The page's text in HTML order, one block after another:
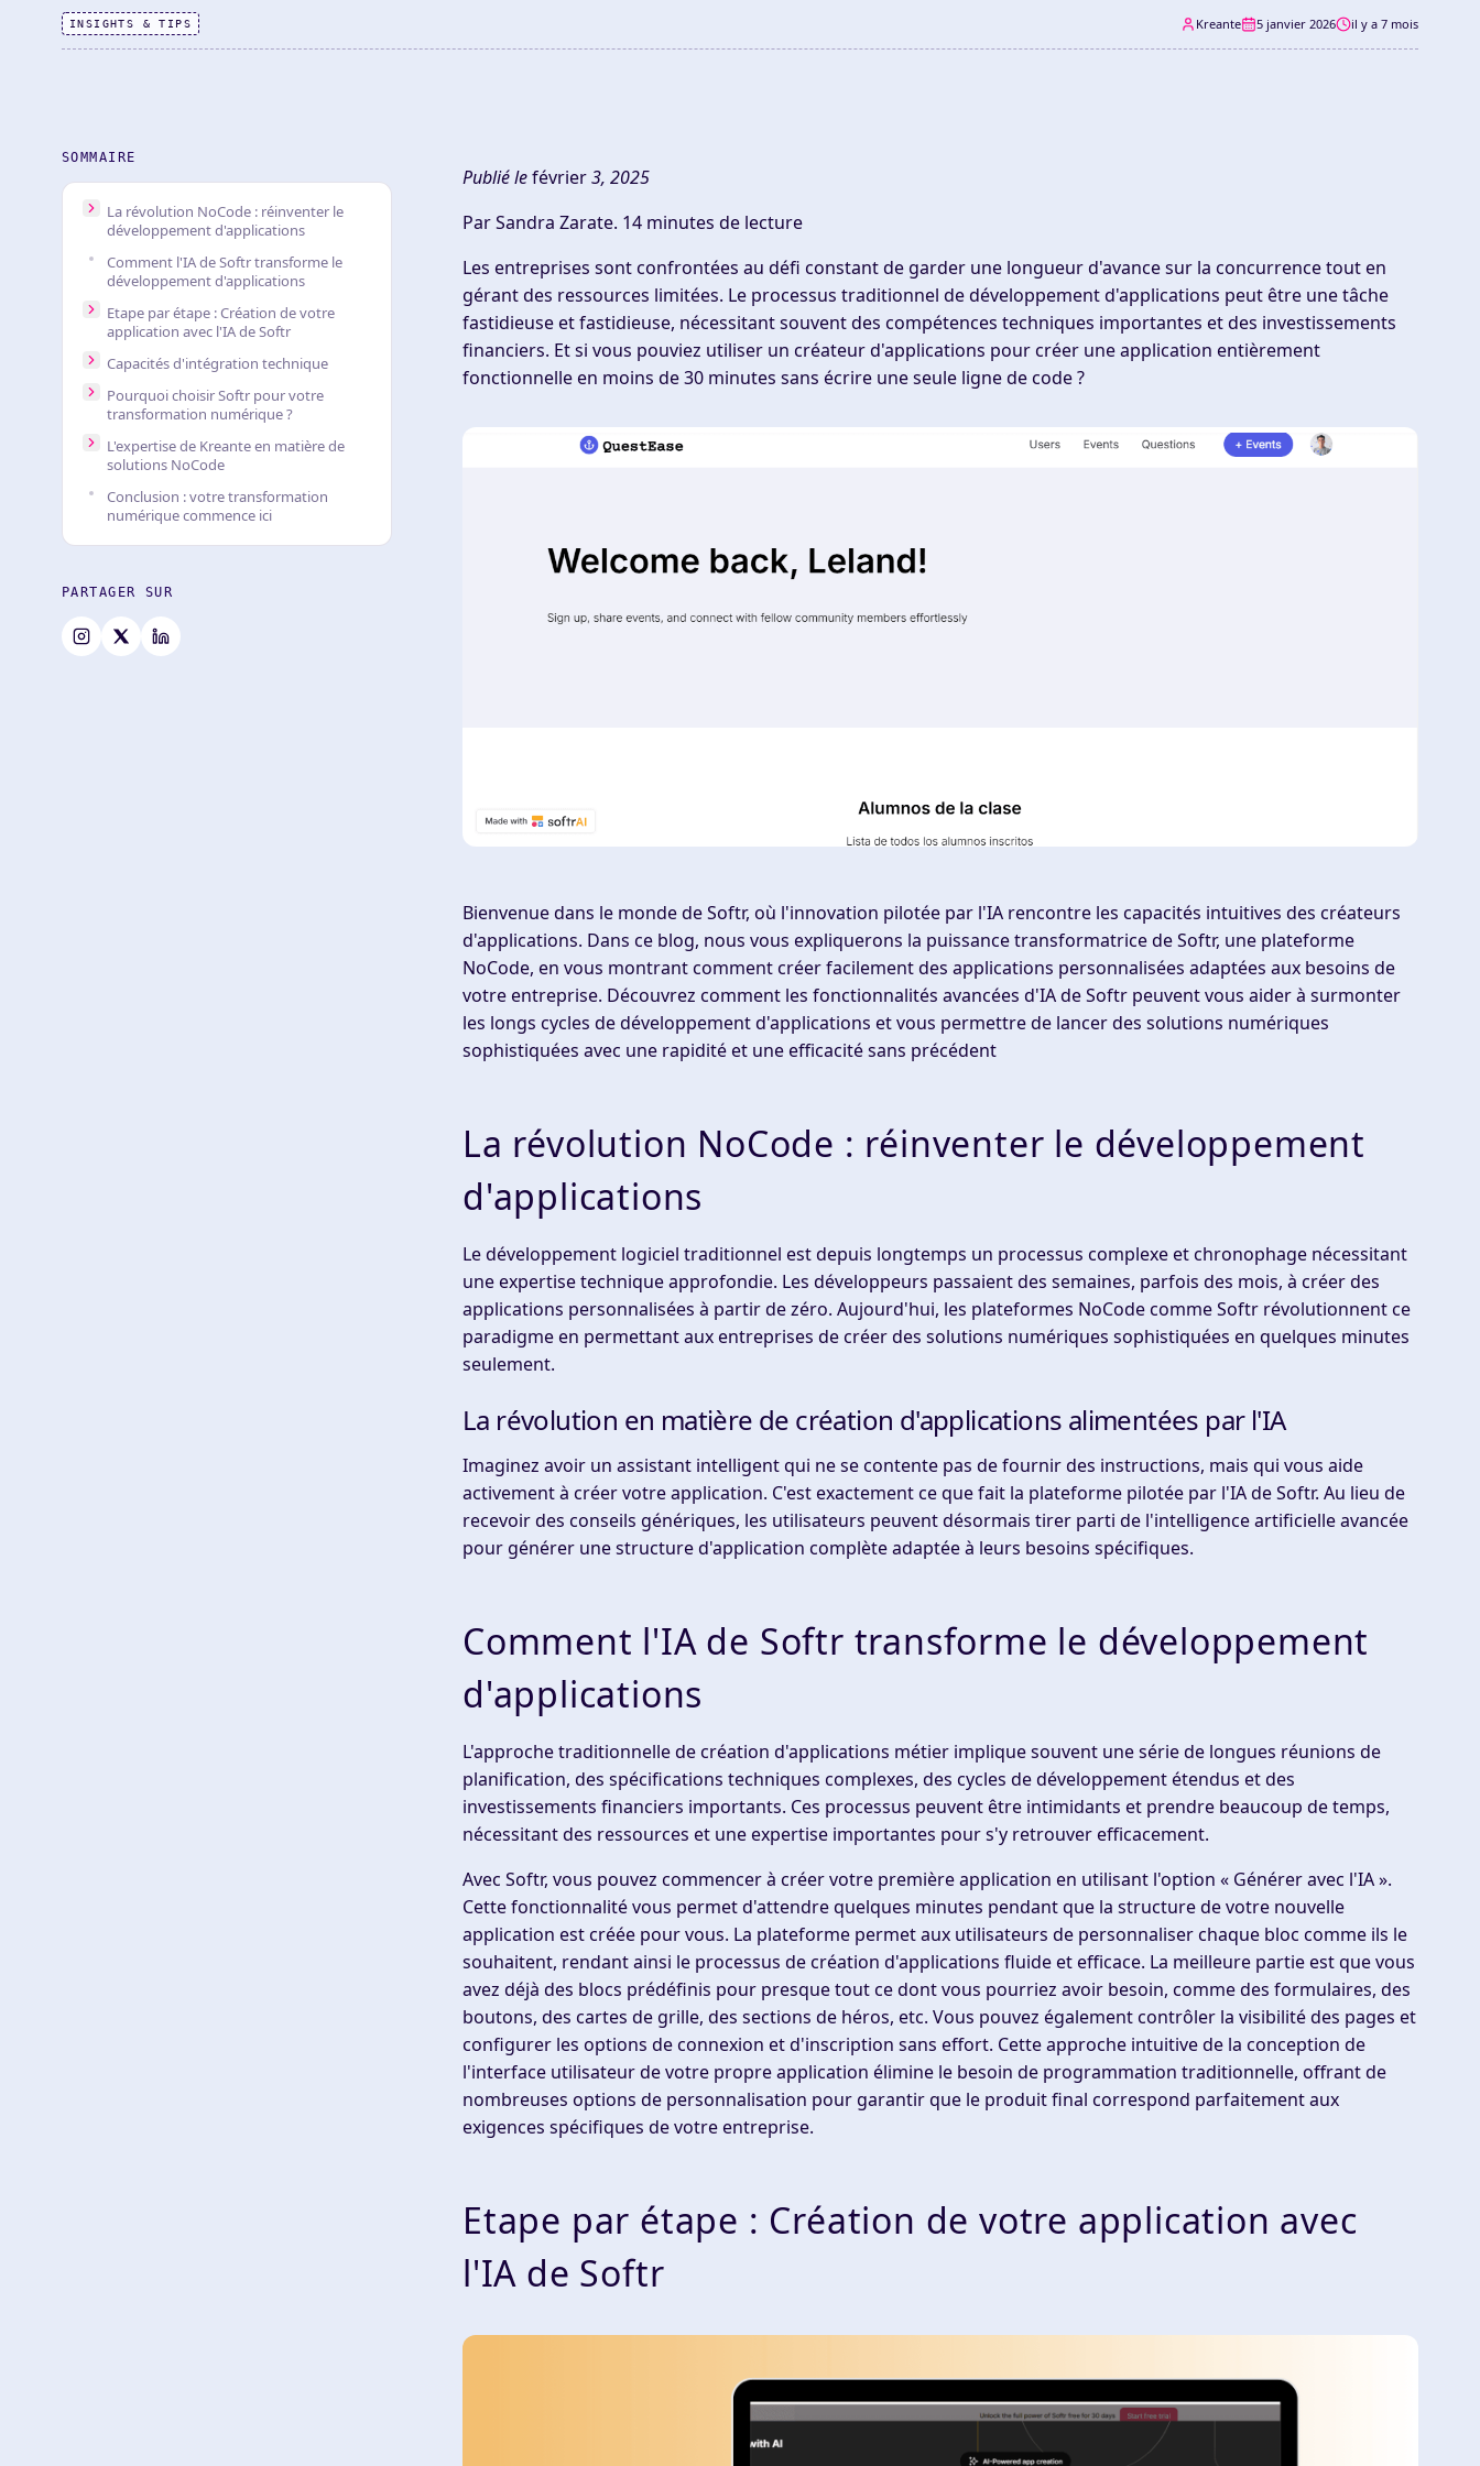
INSIGHTS & TIPS Kreante 5 janvier 2026 il y a 7 mois
SOMMAIRE
La révolution NoCode : réinventer le
développement d'applications
Comment l'IA de Softr transforme le
développement d'applications
Etape par étape : Création de votre
application avec l'IA de Softr
Capacités d'intégration technique
Pourquoi choisir Softr pour votre
transformation numérique ?
L'expertise de Kreante en matière de
solutions NoCode
Conclusion : votre transformation
numérique commence ici
PARTAGER SUR
Publié lefévrier3, 2025
Par Sandra Zarate. 14 minutes de lecture
Les entreprises sont confrontées au défi constant de garder une longueur d'avance sur la concurrence tout en
gérant des ressources limitées. Le processus traditionnel de développement d'applications peut être une tâche
fastidieuse et fastidieuse, nécessitant souvent des compétences techniques importantes et des investissements
financiers. Et si vous pouviez utiliser un créateur d'applications pour créer une application entièrement
fonctionnelle en moins de 30 minutes sans écrire une seule ligne de code ?
Bienvenue dans le monde de Softr, où l'innovation pilotée par l'IA rencontre les capacités intuitives des créateurs
d'applications. Dans ce blog, nous vous expliquerons la puissance transformatrice de Softr, une plateforme
NoCode, en vous montrant comment créer facilement des applications personnalisées adaptées aux besoins de
votre entreprise. Découvrez comment les fonctionnalités avancées d'IA de Softr peuvent vous aider à surmonter
les longs cycles de développement d'applications et vous permettre de lancer des solutions numériques
sophistiquées avec une rapidité et une efficacité sans précédent
La révolution NoCode : réinventer le développement
d'applications
Le développement logiciel traditionnel est depuis longtemps un processus complexe et chronophage nécessitant
une expertise technique approfondie. Les développeurs passaient des semaines, parfois des mois, à créer des
applications personnalisées à partir de zéro. Aujourd'hui, les plateformes NoCode comme Softr révolutionnent ce
paradigme en permettant aux entreprises de créer des solutions numériques sophistiquées en quelques minutes
seulement.
La révolution en matière de création d'applications alimentées par l'IA
Imaginez avoir un assistant intelligent qui ne se contente pas de fournir des instructions, mais qui vous aide
activement à créer votre application. C'est exactement ce que fait la plateforme pilotée par l'IA de Softr. Au lieu de
recevoir des conseils génériques, les utilisateurs peuvent désormais tirer parti de l'intelligence artificielle avancée
pour générer une structure d'application complète adaptée à leurs besoins spécifiques.
Comment l'IA de Softr transforme le développement
d'applications
L'approche traditionnelle de création d'applications métier implique souvent une série de longues réunions de
planification, des spécifications techniques complexes, des cycles de développement étendus et des
investissements financiers importants. Ces processus peuvent être intimidants et prendre beaucoup de temps,
nécessitant des ressources et une expertise importantes pour s'y retrouver efficacement.
Avec Softr, vous pouvez commencer à créer votre première application en utilisant l'option « Générer avec l'IA ».
Cette fonctionnalité vous permet d'attendre quelques minutes pendant que la structure de votre nouvelle
application est créée pour vous. La plateforme permet aux utilisateurs de personnaliser chaque bloc comme ils le
souhaitent, rendant ainsi le processus de création d'applications fluide et efficace. La meilleure partie est que vous
avez déjà des blocs prédéfinis pour presque tout ce dont vous pourriez avoir besoin, comme des formulaires, des
boutons, des cartes de grille, des sections de héros, etc. Vous pouvez également contrôler la visibilité des pages et
configurer les options de connexion et d'inscription sans effort. Cette approche intuitive de la conception de
l'interface utilisateur de votre propre application élimine le besoin de programmation traditionnelle, offrant de
nombreuses options de personnalisation pour garantir que le produit final correspond parfaitement aux
exigences spécifiques de votre entreprise.
Etape par étape : Création de votre application avec
l'IA de Softr